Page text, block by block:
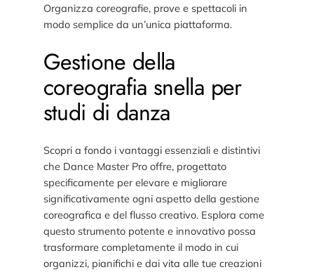
Organizza coreografie, prove e spettacoli in
modo semplice da un’unica piattaforma.
Gestione della
coreografia snella per
studi di danza
Scopri a fondo i vantaggi essenziali e distintivi
che Dance Master Pro offre, progettato
specificamente per elevare e migliorare
significativamente ogni aspetto della gestione
coreografica e del flusso creativo. Esplora come
questo strumento potente e innovativo possa
trasformare completamente il modo in cui
organizzi, pianifichi e dai vita alle tue creazioni